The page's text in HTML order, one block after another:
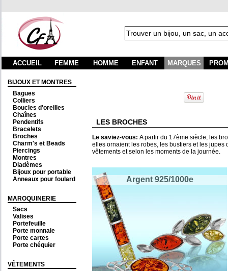
ACCUEIL FEMME HOMME ENFANT MARQUES
BIJOUX ET MONTRES
Bagues
Colliers
Boucles d'oreilles
Chaînes
Pendentifs
Bracelets
Broches
Charm's et Beads
Piercings
Montres
Diadèmes
Bijoux pour portable
Anneaux pour foulard
MAROQUINERIE
Sacs
Valises
Portefeuille
Porte monnaie
Porte cartes
Porte chéquier
VÊTEMENTS
LES BROCHES
Le saviez-vous: A partir du 17ème siècle, les
elles ornaient les robes, les bustiers et les
vêtements et selon les moments de la journée.
Argent 925/1000e